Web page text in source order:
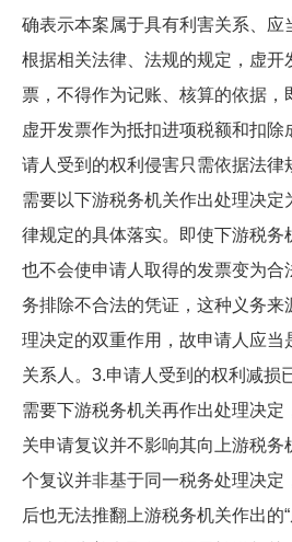
确表示本案属于具有利害关系、应
根据相关法律、法规的规定，虚开
票，不得作为记账、核算的依据，
虚开发票作为抵扣进项税额和扣除
请人受到的权利侵害只需依据法律
需要以下游税务机关作出处理决定
律规定的具体落实。即使下游税务
也不会使申请人取得的发票变为合
务排除不合法的凭证，这种义务来
理决定的双重作用，故申请人应当
关系人。3.申请人受到的权利减损
需要下游税务机关再作出处理决定
关申请复议并不影响其向上游税务
个复议并非基于同一税务处理决定
后也无法推翻上游税务机关作出的